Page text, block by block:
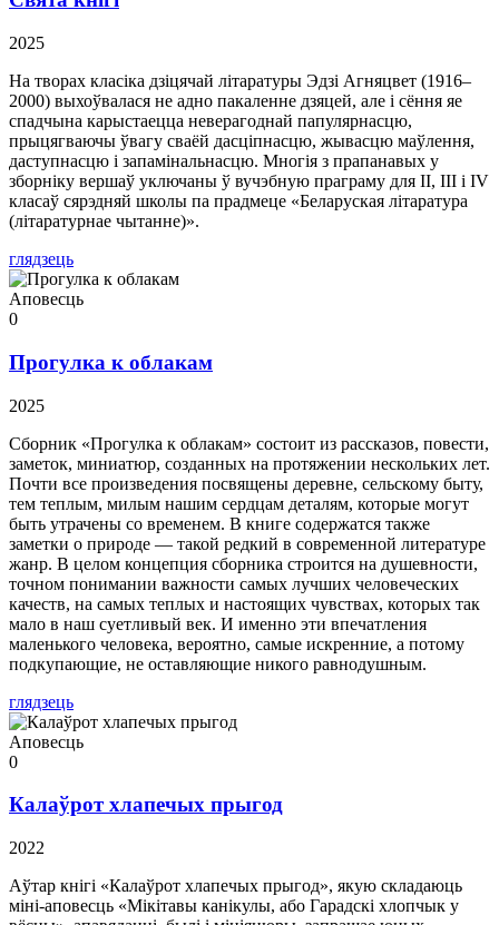
2025
На творах класіка дзіцячай літаратуры Эдзі Агняцвет (1916–
2000) выхоўвалася не адно пакаленне дзяцей, але і сёння яе
спадчына карыстаецца неверагоднай папулярнасцю,
прыцягваючы ўвагу сваёй дасціпнасцю, жывасцю маўлення,
даступнасцю і запамінальнасцю. Многія з прапанавых у
зборніку вершаў уключаны ў вучэбную праграму для II, III і IV
класаў сярэдняй школы па прадмеце «Беларуская літаратура
(літаратурнае чытанне)».
глядзець
Аповесць
0
Прогулка к облакам
2025
Сборник «Прогулка к облакам» состоит из рассказов, повести,
заметок, миниатюр, созданных на протяжении нескольких лет.
Почти все произведения посвящены деревне, сельскому быту,
тем теплым, милым нашим сердцам деталям, которые могут
быть утрачены со временем. В книге содержатся также
заметки о природе — такой редкий в современной литературе
жанр. В целом концепция сборника строится на душевности,
точном понимании важности самых лучших человеческих
качеств, на самых теплых и настоящих чувствах, которых так
мало в наш суетливый век. И именно эти впечатления
маленького человека, вероятно, самые искренние, а потому
подкупающие, не оставляющие никого равнодушным.
глядзець
Аповесць
0
Калаўрот хлапечых прыгод
2022
Аўтар кнігі «Калаўрот хлапечых прыгод», якую складаюць
міні-аповесць «Мікітавы канікулы, або Гарадскі хлопчык у